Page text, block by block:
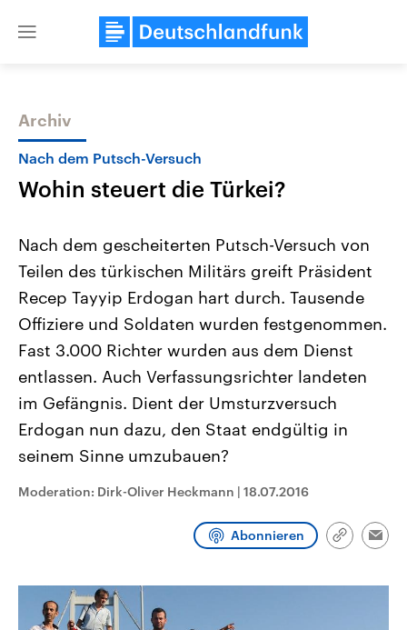
Close
Themen
USA
Aktuelle Beiträge, Analysen und
Hintergründe
Wirtschaftlich und militärisch
gehören die Vereinigten Staaten zu
den mächtigsten Ländern der Erde,
mit großem Einfluss auf das
Nahostkonflikt
Aktuelle Lage und
Der Überfall der
Terrororganisation Hamas
Oktober 2023 auf Israel
Israel möchte die Hamas
Libanon vom Iran
Sendungen Programm
Archiv
Nach dem Putsch-Versuch
Wohin steuert die Türkei?
Nach dem gescheiterten Putsch-Versuch von
Teilen des türkischen Militärs greift Präsident
Recep Tayyip Erdogan hart durch. Tausende
Offiziere und Soldaten wurden festgenommen.
Fast 3.000 Richter wurden aus dem Dienst
entlassen. Auch Verfassungsrichter landeten
im Gefängnis. Dient der Umsturzversuch
Erdogan nun dazu, den Staat endgültig in
seinem Sinne umzubauen?
Moderation: Dirk-Oliver Heckmann | 18.07.2016
Abonnieren
Link